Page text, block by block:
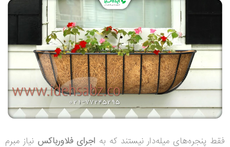
فقط پنجره‌های میله‌دار نیستند که به اجرای فلاورباکس نیاز مبرم